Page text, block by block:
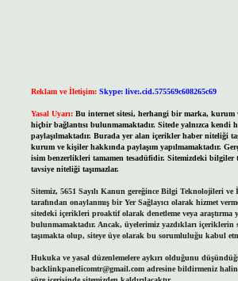
Reklam ve İletişim: Skype: live:.cid.575569c608265c69
Yasal Uyarı: Bu internet sitesi, herhangi bir marka, kurum
hiçbir bağlantısı bulunmamaktadır. Sitede yalnızca kendi
paylaşılmaktadır. Burada yer alan içerikler haber niteliği
kurum ve kişiler hakkında paylaşım yapılmamaktadır.
isim benzerlikleri tamamen tesadüfidir. Sitemizdeki bilgiler
tavsiye niteliği taşımazlar.
Sitemiz, 5651 Sayılı Kanun gereğince Bilgi Teknolojileri
tarafından onaylanmış bir Yer Sağlayıcı olarak hizmet
sitedeki içerikleri proaktif olarak denetleme veya araştırma
bulunmamaktadır. Ancak, üyelerimiz yazdıkları
taşımakta olup, siteye üye olarak bu sorumluluğu kabul
Hukuka ve yasal düzenlemelere aykırı olduğunu
backlinkpanelicomtr@gmail.comadresine bildirmeniz